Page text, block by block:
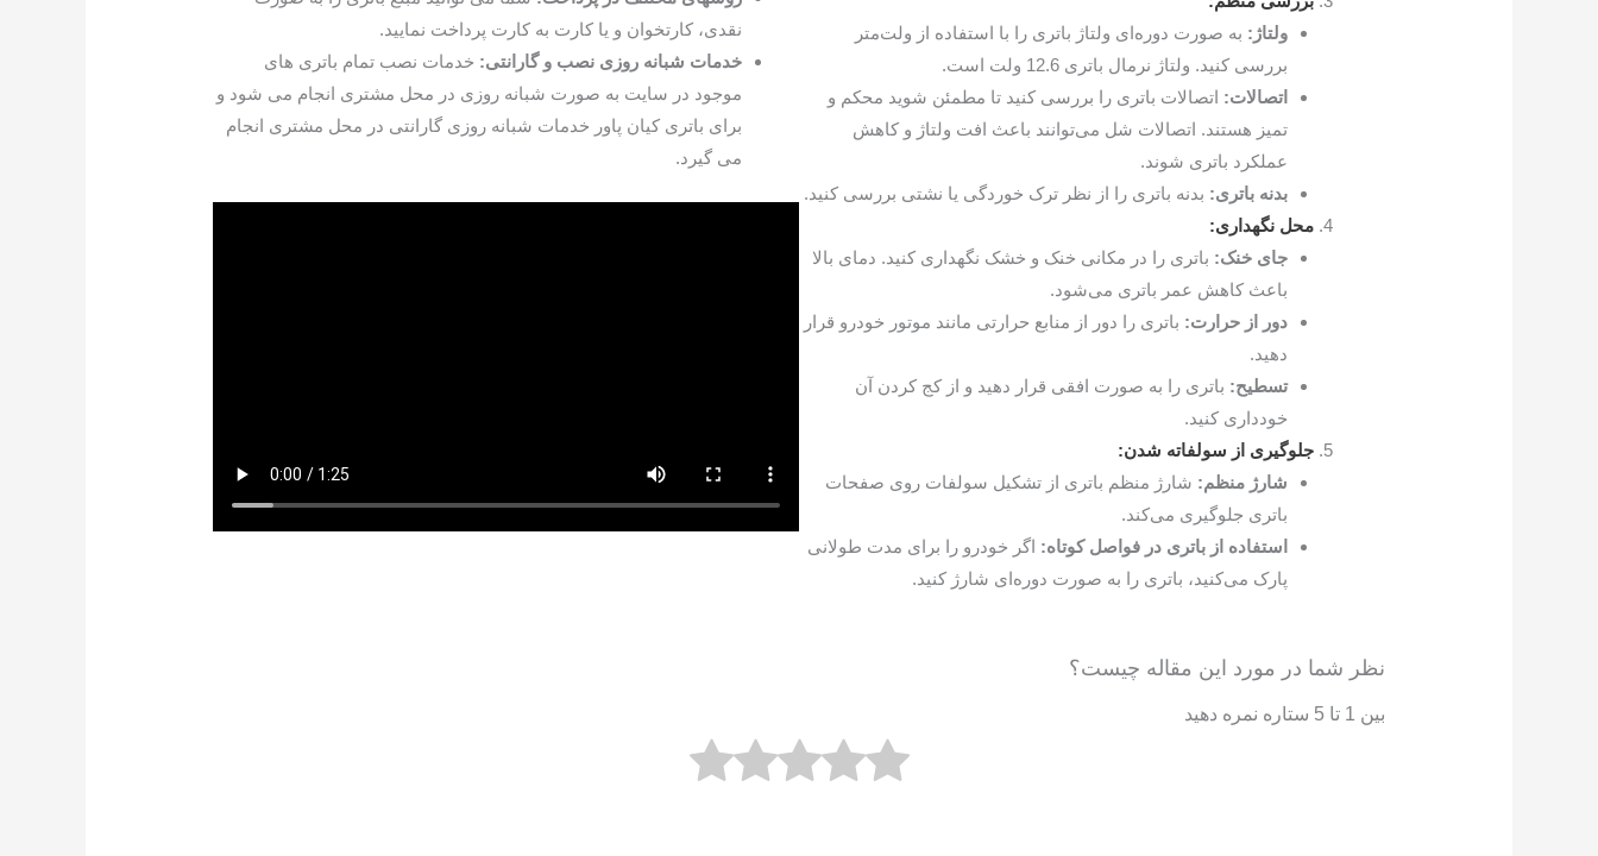
ولتاژ: به صورت دوره‌ای ولتاژ باتری را با استفاده از ولت‌متر
بررسی کنید. ولتاژ نرمال باتری 12.6 ولت است.
اتصالات: اتصالات باتری را بررسی کنید تا مطمئن شوید محکم و
تمیز هستند. اتصالات شل می‌توانند باعث افت ولتاژ و کاهش
عملکرد باتری شوند.
بدنه باتری: بدنه باتری را از نظر ترک خوردگی یا نشتی بررسی کنید.
محل نگهداری:
جای خنک: باتری را در مکانی خنک و خشک نگهداری کنید. دمای بالا
باعث کاهش عمر باتری می‌شود.
دور از حرارت: باتری را دور از منابع حرارتی مانند موتور خودرو قرار
دهید.
تسطیح: باتری را به صورت افقی قرار دهید و از کج کردن آن
خودداری کنید.
جلوگیری از سولفاته شدن:
شارژ منظم: شارژ منظم باتری از تشکیل سولفات روی صفحات
باتری جلوگیری می‌کند.
استفاده از باتری در فواصل کوتاه: اگر خودرو را برای مدت طولانی
پارک می‌کنید، باتری را به صورت دوره‌ای شارژ کنید.
نقدی، کارتخوان و یا کارت به کارت پرداخت نمایید.
خدمات شبانه روزی نصب و گارانتی: خدمات نصب تمام باتری های
موجود در سایت به صورت شبانه روزی در محل مشتری انجام می شود و
برای باتری کیان پاور خدمات شبانه روزی گارانتی در محل مشتری انجام
می گیرد.
نظر شما در مورد این مقاله چیست؟
بین 1 تا 5 ستاره نمره دهید